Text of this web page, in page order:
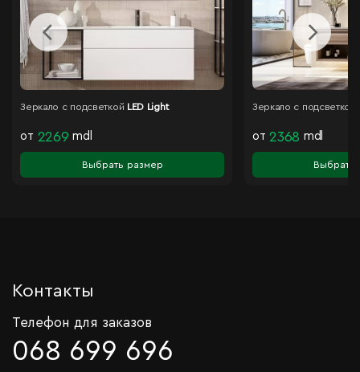
Зеркало с подсветкой LED Light
от 2269 mdl
Выбрать размер
Зеркало с подсветкой
от 2368 mdl
Выбрать
Контакты
Телефон для заказов
068 699 696